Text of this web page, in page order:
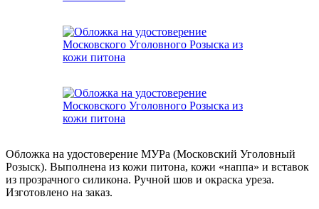
Обложка на удостоверение МУРа (Московский Уголовный
Розыск). Выполнена из кожи питона, кожи «наппа» и вставок
из прозрачного силикона. Ручной шов и окраска уреза.
Изготовлено на заказ.